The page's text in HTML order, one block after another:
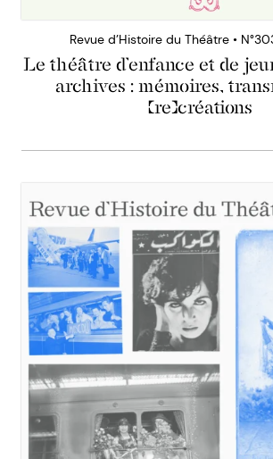
Revue d’Histoire du Théâtre •
Le théâtre d’enfance et de
archives : mémoires,
(re)créations